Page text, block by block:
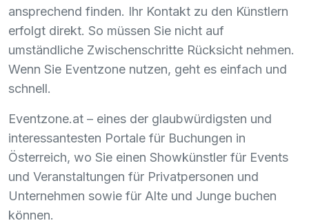
ansprechend finden. Ihr Kontakt zu den Künstlern
erfolgt direkt. So müssen Sie nicht auf
umständliche Zwischenschritte Rücksicht nehmen.
Wenn Sie Eventzone nutzen, geht es einfach und
schnell.
Eventzone.at – eines der glaubwürdigsten und
interessantesten Portale für Buchungen in
Österreich, wo Sie einen Showkünstler für Events
und Veranstaltungen für Privatpersonen und
Unternehmen sowie für Alte und Junge buchen
können.